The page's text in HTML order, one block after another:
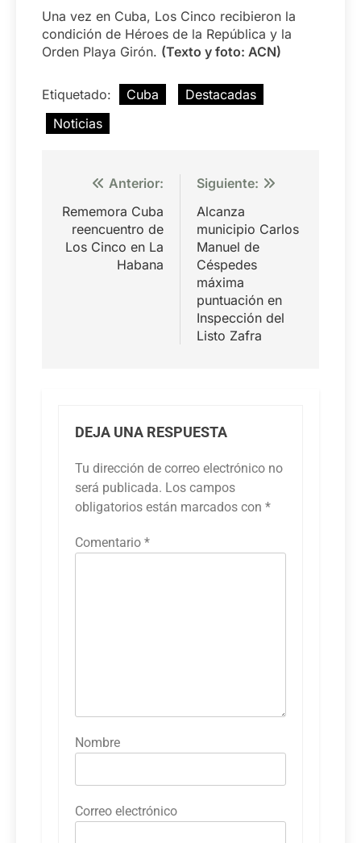
Una vez en Cuba, Los Cinco recibieron la
condición de Héroes de la República y la
Orden Playa Girón. (Texto y foto: ACN)
Etiquetado: Cuba
Destacadas
Noticias
Navegación
de
entradas
Anterior:
Rememora Cuba
reencuentro de
Los Cinco en La
Habana
Siguiente:
Alcanza
municipio Carlos
Manuel de
Céspedes
máxima
puntuación en
Inspección del
Listo Zafra
DEJA UNA RESPUESTA
Tu dirección de correo electrónico no
será publicada. Los campos
obligatorios están marcados con *
Comentario *
Nombre
Correo electrónico